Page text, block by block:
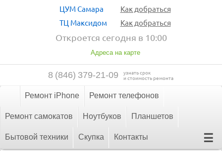
ЦУМ Самара
Как добраться
ТЦ Максидом
Как добраться
Откроется сегодня в 10:00
Адреса на карте
8 (846) 379-21-09 узнать срок
и стоимость ремонта
☰
Ремонт iPhone Ремонт телефонов
Ремонт самокатов Ноутбуков Планшетов
Бытовой техники Скупка Контакты